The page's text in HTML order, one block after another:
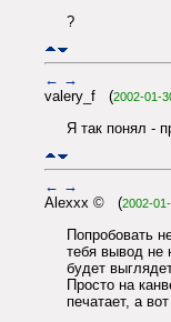
?
← →
valery_f (2002-01-
Я так понял -
← →
Alexxx © (2002-
Попробовать
тебя вывод не
будет
Просто на
печатает, а